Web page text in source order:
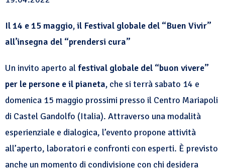
Il 14 e 15 maggio, il Festival globale del “Buen Vivir”
all’insegna del “prendersi cura”
Un invito aperto alfestival globale del “buon vivere”
per le persone e il pianeta, che si terrà sabato 14 e
domenica 15 maggio prossimi presso il Centro Mariapoli
di Castel Gandolfo (Italia). Attraverso una modalità
esperienziale e dialogica, l’evento propone attività
all’aperto, laboratori e confronti con esperti. È previsto
anche un momento di condivisione con chi desidera